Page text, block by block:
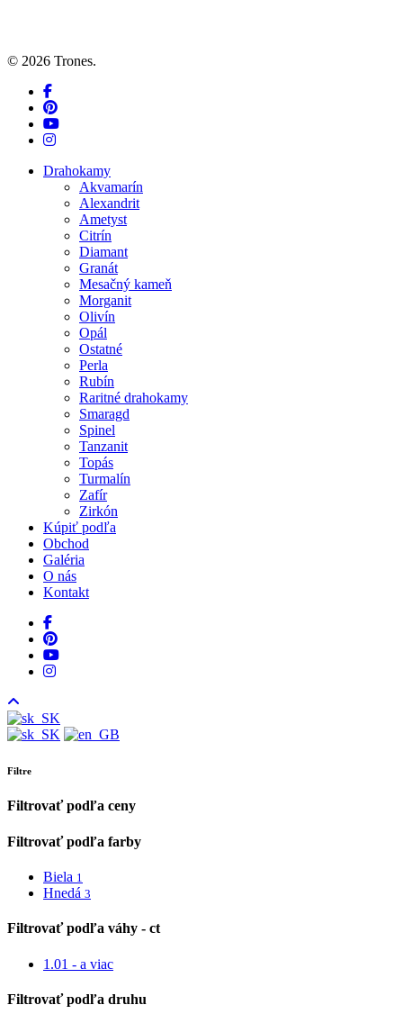
© 2026 Trones.
facebook
pinterest
youtube
instagram
Close
Drahokamy
Akvamarín
Alexandrit
Ametyst
Citrín
Diamant
Granát
Mesačný kameň
Morganit
Olivín
Opál
Ostatné
Perla
Rubín
Raritné drahokamy
Smaragd
Spinel
Tanzanit
Topás
Turmalín
Zafír
Zirkón
Kúpiť podľa
Obchod
Galéria
O nás
Kontakt
facebook
pinterest
youtube
instagram
Filtre
Filtrovať podľa ceny
Filtrovať podľa farby
Biela 1
Hnedá 3
Filtrovať podľa váhy - ct
1.01 - a viac
Filtrovať podľa druhu